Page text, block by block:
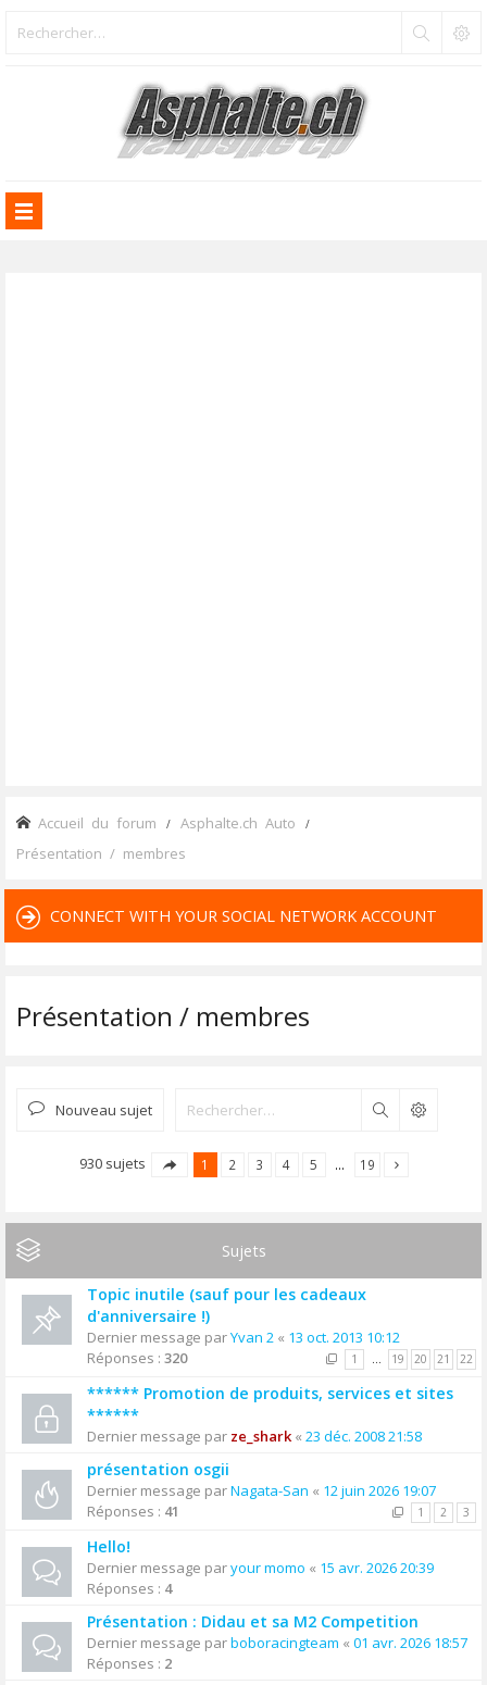
Accueil du forum Asphalte.ch Auto
Présentation / membres
CONNECT WITH YOUR SOCIAL NETWORK ACCOUNT
Présentation / membres
Nouveau sujet Rechercher
930 sujets 1 2 3 4 5 … 19
Sujets
Topic inutile (sauf pour les cadeaux
d'anniversaire !)
Dernier message parYvan 2 « 13 oct. 2013 10:12
Réponses : 320 1 … 19 20 21 22
****** Promotion de produits, services et sites
******
Dernier message par ze_shark« 23 déc. 2008 21:58
présentation osgii
Dernier message parNagata-San « 12 juin 2026 19:07
Réponses : 41 1 2 3
Hello!
Dernier message paryour momo « 15 avr. 2026 20:39
Réponses : 4
Présentation : Didau et sa M2 Competition
Dernier message parboboracingteam « 01 avr. 2026 18:57
Réponses : 2